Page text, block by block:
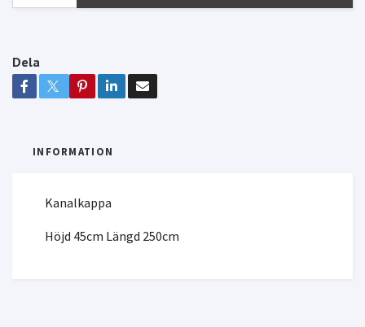
Dela
INFORMATION
Kanalkappa
Höjd 45cm Längd 250cm